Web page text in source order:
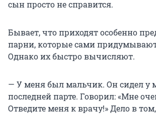
сын просто не справится.
Бывает, что приходят особенно
парни, которые сами
Однако их быстро вычисляют.
— У меня был мальчик. Он сидел у
последней парте. Говорил: «Мне
Отведите меня к врачу!» Дело в